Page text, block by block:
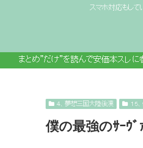
スマホ対応もして
まとめ”だけ”を読んで安価本スレに
４、夢想三国大陸後漢 １５
僕の最強のｻｰ